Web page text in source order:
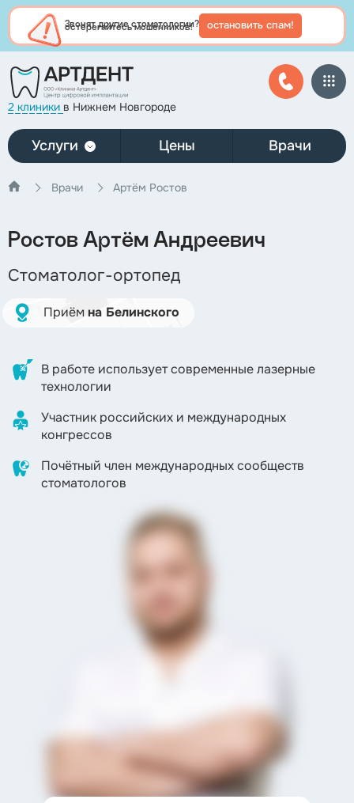
Звонят другие стоматологии?
остерегайтесь мошенников! остановить спам!
2 клиники в Нижнем Новгороде
Услуги Цены Врачи
Врачи Артём Ростов
Ростов Артём Андреевич
Стоматолог-ортопед
Приём на Белинского
В работе использует современные лазерные
технологии
Участник российских и международных
конгрессов
Почётный член международных сообществ
стоматологов